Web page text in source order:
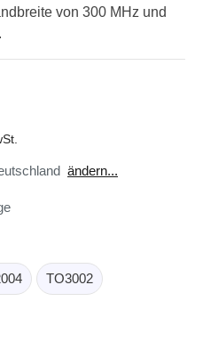
von 300 MHz und
ändern...
TO3002